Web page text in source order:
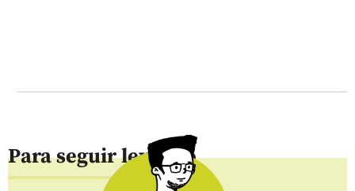
Para seguir leyendo